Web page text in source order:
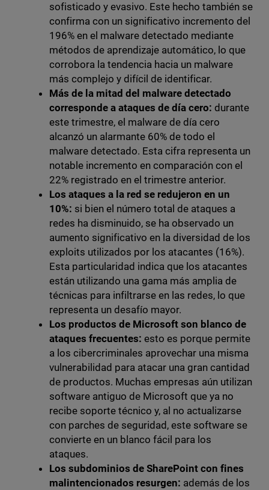
sofisticado y evasivo. Este hecho también se
confirma con un significativo incremento del
196% en el malware detectado mediante
métodos de aprendizaje automático, lo que
corrobora la tendencia hacia un malware
más complejo y difícil de identificar.
Más de la mitad del malware detectado
corresponde a ataques de día cero:durante
este trimestre, el malware de día cero
alcanzó un alarmante 60% de todo el
malware detectado. Esta cifra representa un
notable incremento en comparación con el
22% registrado en el trimestre anterior.
Los ataques a la red se redujeron en un
10%: si bien el número total de ataques a
redes ha disminuido, se ha observado un
aumento significativo en la diversidad de los
exploits utilizados por los atacantes (16%).
Esta particularidad indica que los atacantes
están utilizando una gama más amplia de
técnicas para infiltrarse en las redes, lo que
representa un desafío mayor.
Los productos de Microsoft son blanco de
ataques frecuentes: esto es porque permite
a los cibercriminales aprovechar una misma
vulnerabilidad para atacar una gran cantidad
de productos. Muchas empresas aún utilizan
software antiguo de Microsoft que ya no
recibe soporte técnico y, al no actualizarse
con parches de seguridad, este software se
convierte en un blanco fácil para los
ataques.
Los subdominios de SharePoint con fines
malintencionados resurgen: además de los